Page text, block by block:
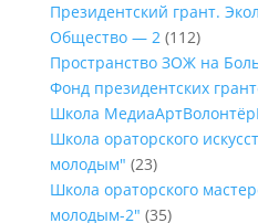
Президентский грант.
Общество — 2(112)
Пространство ЗОЖ на
Фонд президентских
Школа
Школа ораторского
молодым" (23)
Школа ораторского
молодым-2" (35)